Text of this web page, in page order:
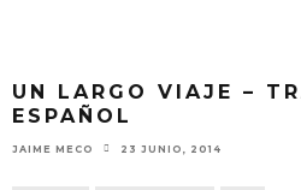
UN LARGO VIAJE –
ESPAÑOL
JAIME MECO 23 JUNIO, 2014